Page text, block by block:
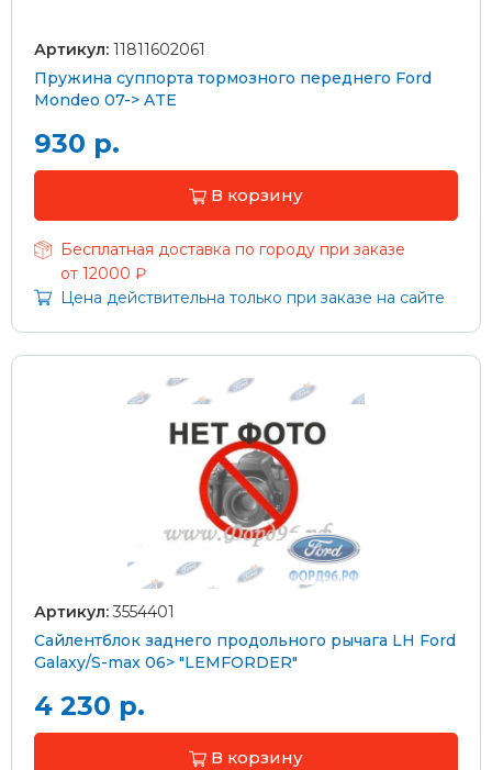
Артикул: 11811602061
Пружина суппорта тормозного переднего Ford
Mondeo 07-> ATE
930 р.
В корзину
Бесплатная доставка по городу при заказе
от 12000 ₽
Цена действительна только при заказе на сайте
Артикул: 3554401
Сайлентблок заднего продольного рычага LH Ford
Galaxy/S-max 06> "LEMFORDER"
4 230 р.
В корзину